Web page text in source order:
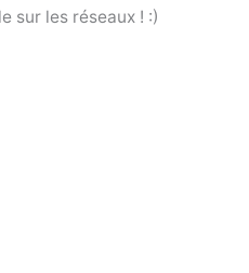
sur les réseaux ! :)